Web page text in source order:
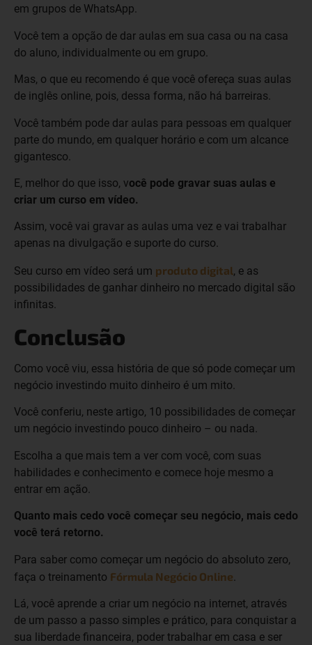
em grupos de WhatsApp.
Você tem a opção de dar aulas em sua casa ou na casa
do aluno, individualmente ou em grupo.
Mas, o que eu recomendo é que você ofereça suas aulas
de inglês online, pois, dessa forma, não há barreiras.
Você também pode dar aulas para pessoas em qualquer
parte do mundo, em qualquer horário e com um alcance
gigantesco.
E, melhor do que isso, você pode gravar suas aulas e
criar um curso em vídeo.
Assim, você vai gravar as aulas uma vez e vai trabalhar
apenas na divulgação e suporte do curso.
Seu curso em vídeo será um produto digital, e as
possibilidades de ganhar dinheiro no mercado digital são
infinitas.
Conclusão
Como você viu, essa história de que só pode começar um
negócio investindo muito dinheiro é um mito.
Você conferiu, neste artigo, 10 possibilidades de começar
um negócio investindo pouco dinheiro – ou nada.
Escolha a que mais tem a ver com você, com suas
habilidades e conhecimento e comece hoje mesmo a
entrar em ação.
Quanto mais cedo você começar seu negócio, mais cedo
você terá retorno.
Para saber como começar um negócio do absoluto zero,
faça o treinamento Fórmula Negócio Online
Lá, você aprende a criar um negócio na internet, através
de um passo a passo simples e prático, para conquistar a
sua liberdade financeira, poder trabalhar em casa e ser